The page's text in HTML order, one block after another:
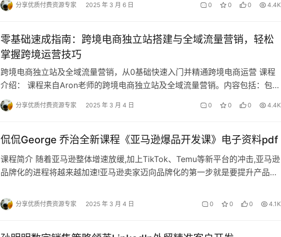
分享优质付费资源专家 2025 年 3 月 6 日 0 0 0 4.4K
零基础速成指南：跨境电商独立站搭建与全域流量营销，轻松
掌握跨境运营技巧
跨境电商独立站及全域流量营销，从0基础快速入门并精通跨境电商运营 课程
介绍： 课程来自Aron老师的跨境电商独立站及全域流量营销。内容包括：包括
跨境独立站的基础认知、建站选择、物流…
分享优质付费资源专家 2025 年 3 月 4 日 0 0 0 4.4K
侃侃George 乔治全新课程《亚马逊爆品开发课》电子资料pdf
课程简介 随着亚马逊整体增速放缓,加上TikTok、Temu等新平台的冲击,亚马逊
品牌化的进程将越来越加速!亚马逊卖家迈向品牌化的第一步就是要提升产品竞
分享优质付费资源专家 2025 年 3 月 4 日 0 0 0 4.1K